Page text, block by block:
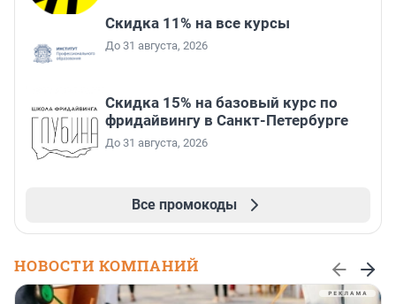
Скидка 11% на все курсы
До 31 августа, 2026
Скидка 15% на базовый курс по
фридайвингу в Санкт-Петербурге
До 31 августа, 2026
Все промокоды
НОВОСТИ КОМПАНИЙ